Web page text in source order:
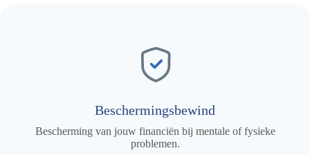
Beschermingsbewind
Bescherming van jouw financiën bij mentale of fysieke
problemen.